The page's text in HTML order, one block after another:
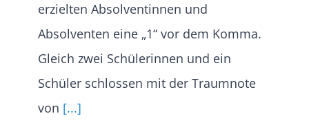
erzielten Absolventinnen und
Absolventen eine „1“ vor dem Komma.
Gleich zwei Schülerinnen und ein
Schüler schlossen mit der Traumnote
von [...]